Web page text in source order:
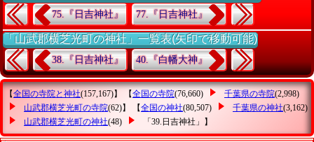
75.『日吉神社』 77.『日吉神社』
「山武郡横芝光町の神社」一覧表(矢印で移動可能)
38.『日吉神社』 40.『白幡大神』
【全国の寺院と神社(157,167)】 【全国の寺院(76,660) 千葉県の寺院(2,998)
山武郡横芝光町の寺院(62)】 【全国の神社(80,507) 千葉県の神社(3,162)
山武郡横芝光町の神社(48) 「39.日吉神社」 】